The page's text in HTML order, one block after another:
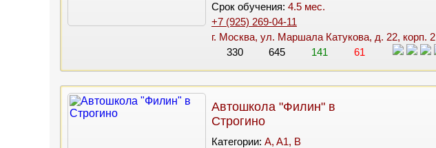
Срок обучения: 4.5 мес.
+7 (925) 269-04-11
г. Москва, ул. Маршала Катукова, д. 22, корп. 2
330
645 141 61
Автошкола "Филин" в
Строгино
Категории: A, A1, B